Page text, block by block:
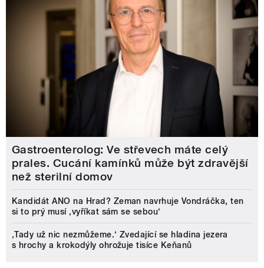
Gastroenterolog: Ve střevech máte celý
prales. Cucání kamínků může být zdravější
než sterilní domov
Kandidát ANO na Hrad? Zeman navrhuje Vondráčka, ten
si to prý musí ‚vyříkat sám se sebou‘
‚Tady už nic nezmůžeme.‘ Zvedající se hladina jezera
s hrochy a krokodýly ohrožuje tisíce Keňanů